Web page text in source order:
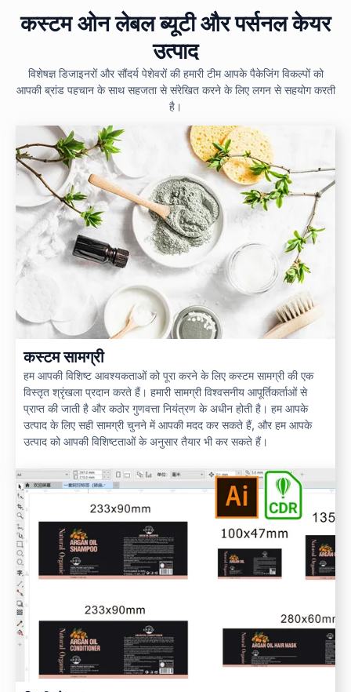
कस्टम ओन लेबल ब्यूटी और पर्सनल केयर
उत्पाद
विशेषज्ञ डिजाइनरों और सौंदर्य पेशेवरों की हमारी टीम आपके पैकेजिंग विकल्पों को
आपकी ब्रांड पहचान के साथ सहजता से संरेखित करने के लिए लगन से सहयोग करती
है।
कस्टम सामग्री
हम आपकी विशिष्ट आवश्यकताओं को पूरा करने के लिए कस्टम सामग्री की एक
विस्तृत श्रृंखला प्रदान करते हैं। हमारी सामग्री विश्वसनीय आपूर्तिकर्ताओं से
प्राप्त की जाती है और कठोर गुणवत्ता नियंत्रण के अधीन होती है। हम आपके
उत्पाद के लिए सही सामग्री चुनने में आपकी मदद कर सकते हैं, और हम आपके
उत्पाद को आपकी विशिष्टताओं के अनुसार तैयार भी कर सकते हैं।